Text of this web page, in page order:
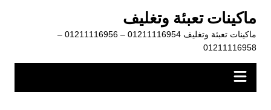
المحتوى
ماكينات تعبئة وتغليف
ماكينات تعبئة وتغليف 01211116954 – 01211116956 –
01211116958